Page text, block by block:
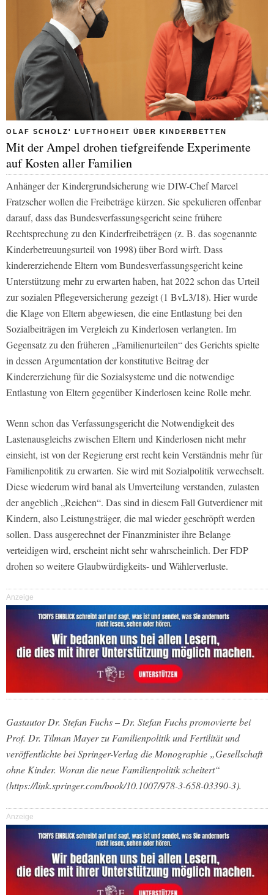
OLAF SCHOLZ' LUFTHOHEIT ÜBER KINDERBETTEN
Mit der Ampel drohen tiefgreifende Experimente
auf Kosten aller Familien
Anhänger der Kindergrundsicherung wie DIW-Chef Marcel
Fratzscher wollen die Freibeträge kürzen. Sie spekulieren offenbar
darauf, dass das Bundesverfassungsgericht seine frühere
Rechtsprechung zu den Kinderfreibeträgen (z. B. das sogenannte
Kinderbetreuungsurteil von 1998) über Bord wirft. Dass
kindererziehende Eltern vom Bundesverfassungsgericht keine
Unterstützung mehr zu erwarten haben, hat 2022 schon das Urteil
zur sozialen Pflegeversicherung gezeigt (1 BvL3/18). Hier wurde
die Klage von Eltern abgewiesen, die eine Entlastung bei den
Sozialbeiträgen im Vergleich zu Kinderlosen verlangten. Im
Gegensatz zu den früheren „Familienurteilen“ des Gerichts spielte
in dessen Argumentation der konstitutive Beitrag der
Kindererziehung für die Sozialsysteme und die notwendige
Entlastung von Eltern gegenüber Kinderlosen keine Rolle mehr.
Wenn schon das Verfassungsgericht die Notwendigkeit des
Lastenausgleichs zwischen Eltern und Kinderlosen nicht mehr
einsieht, ist von der Regierung erst recht kein Verständnis mehr für
Familienpolitik zu erwarten. Sie wird mit Sozialpolitik verwechselt.
Diese wiederum wird banal als Umverteilung verstanden, zulasten
der angeblich „Reichen“. Das sind in diesem Fall Gutverdiener mit
Kindern, also Leistungsträger, die mal wieder geschröpft werden
sollen. Dass ausgerechnet der Finanzminister ihre Belange
verteidigen wird, erscheint nicht sehr wahrscheinlich. Der FDP
drohen so weitere Glaubwürdigkeits- und Wählerverluste.
Anzeige
Gastautor Dr. Stefan Fuchs – Dr. Stefan Fuchs promovierte bei
Prof. Dr. Tilman Mayer zu Familienpolitik und Fertilität und
veröffentlichte bei Springer-Verlag die Monographie „Gesellschaft
ohne Kinder. Woran die neue Familienpolitik scheitert“
(https://link.springer.com/book/10.1007/978-3-658-03390-3).
Anzeige